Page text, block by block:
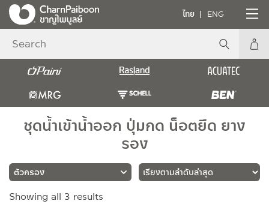
ไทย ENG
ชุดน้ำเข้าน้ำออก ปุ่มกด น็อตยึด ยาง
รอง
แบรนด์
Showing all 3 results